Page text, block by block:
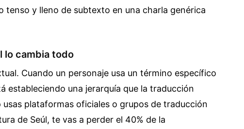
y lleno de subtexto en una charla genérica
lo cambia todo
Cuando un personaje usa un término específico
estableciendo una jerarquía que la traducción
usas plataformas oficiales o grupos de traducción
de Seúl, te vas a perder el 40% de la